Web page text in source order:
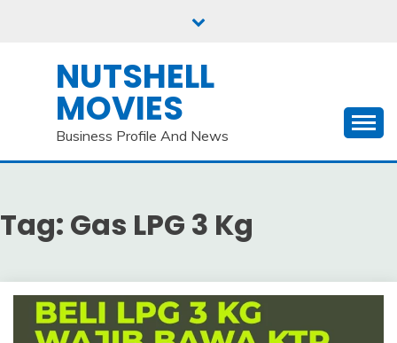
NUTSHELL
MOVIES
Business Profile And News
Tag: Gas LPG 3 Kg